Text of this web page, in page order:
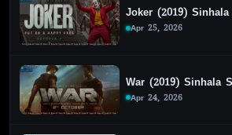
Joker (2019)
Apr 25, 2026
War (2019) Sinhala
Apr 24, 2026